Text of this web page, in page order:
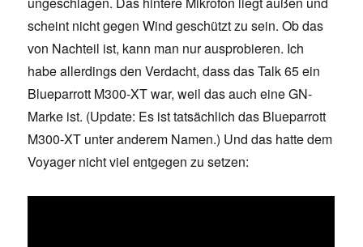
scheint nicht gegen Wind geschützt zu sein. Ob das
von Nachteil ist, kann man nur ausprobieren. Ich
habe allerdings den Verdacht, dass das Talk 65 ein
Blueparrott M300-XT war, weil das auch eine GN-
Marke ist. (Update: Es ist tatsächlich das Blueparrott
M300-XT unter anderem Namen.) Und das hatte dem
Voyager nicht viel entgegen zu setzen: